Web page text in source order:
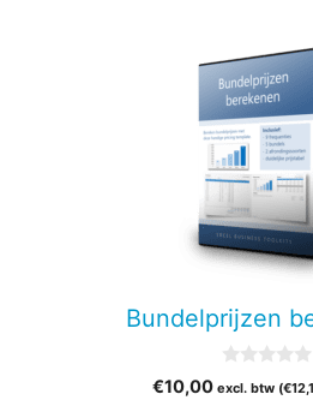
Bundelprijzen
v
€10,00 excl. btw (€